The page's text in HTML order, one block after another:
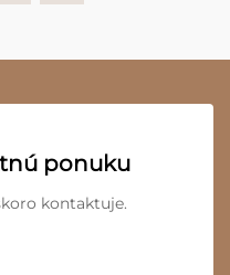
ponuku
kontaktuje.